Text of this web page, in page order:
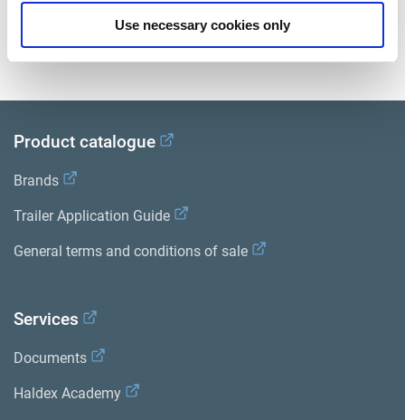
Use necessary cookies only
Sehen Sie sich alle verwandten Publikationen in unserem
Bibliothek der Produktliteratur.
Product catalogue
Brands
Trailer Application Guide
General terms and conditions of sale
Services
Documents
Haldex Academy